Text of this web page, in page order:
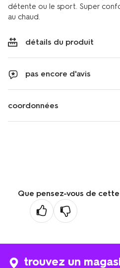
détente ou le sport. Super
au chaud.
détails du produit
pas encore d'avis
coordonnées
Que pensez-vous de
trouvez un